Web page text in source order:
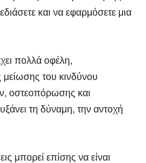
και να εφαρμόσετε μια
πολλά οφέλη,
του κινδύνου
οστεοπόρωσης και
τη δύναμη, την αντοχή
μπορεί επίσης να είναι